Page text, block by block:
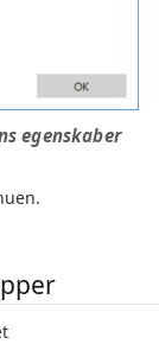
egenskaber